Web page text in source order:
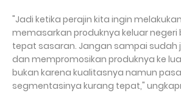
"Jadi ketika perajin kita ingin
memasarkan produknya keluar negeri
tepat sasaran. Jangan sampai sudah
dan mempromosikan produknya ke
bukan karena kualitasnya namun
segmentasinya kurang tepat,"